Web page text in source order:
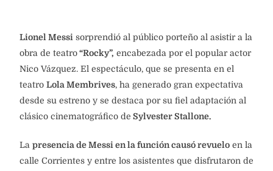
Lionel Messi sorprendió al público porteño al asistir a la
obra de teatro“Rocky”, encabezada por el popular actor
Nico Vázquez. El espectáculo, que se presenta en el
teatro Lola Membrives, ha generado gran expectativa
desde su estreno y se destaca por su fiel adaptación al
clásico cinematográfico de Sylvester Stallone.
La presencia de Messi en la función causó revuelo en la
calle Corrientes y entre los asistentes que disfrutaron de